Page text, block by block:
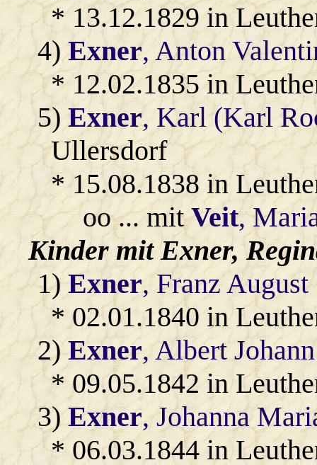
* 13.12.1829 in
4)Exner, Anton
* 12.02.1835 in
5)Exner, Karl (Karl
Ullersdorf
* 15.08.1838 in
oo ... mitVeit,
Kinder mit Exner,
1)Exner, Franz August
* 02.01.1840 in
2)Exner, Albert Johann
* 09.05.1842 in
3)Exner, Johanna
* 06.03.1844 in